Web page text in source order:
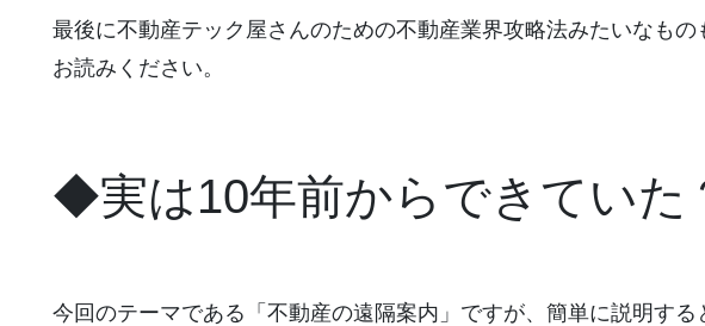
最後に不動産テック屋さんのための不動産業界攻略法みたいなも
お読みください。
◆実は10年前からできていた
今回のテーマである「不動産の遠隔案内」ですが、簡単に説明す